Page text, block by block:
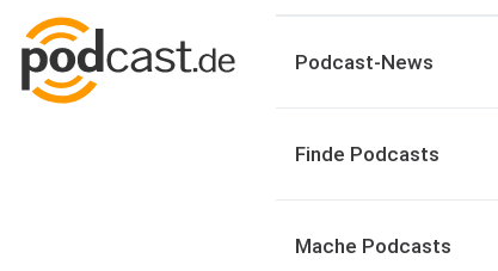
Podcast-News
Finde Podcasts
Mache Podcasts